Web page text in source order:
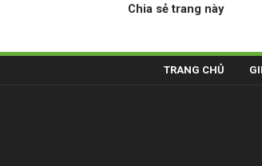
Chia sẻ trang này
TRANG CHỦ